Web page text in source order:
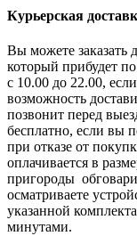
Курьерская
Вы можете заказать
который прибудет
с 10.00 до 22.00,
возможность
позвонит перед
бесплатно, если вы
при отказе от
оплачивается в
пригороды
осматриваете
указанной
минутами.